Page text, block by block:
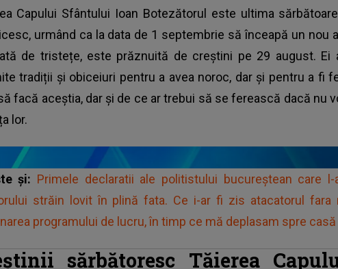
Capului Sfântului Ioan Botezătorul este ultima
urmând ca la data de 1 septembrie să înceapă un nou
de tristețe, este prăznuită de creștini pe 29 august. Ei
tradiții și obiceiuri pentru a avea noroc, dar și pentru a fi
facă aceștia, dar și de ce ar trebui să se ferească dacă nu
lor.
și: Primele declaratii ale politistului bucureştean care
străin lovit în plină fata. Ce i-ar fi zis atacatorul fara
programului de lucru, în timp ce mă deplasam spre casă
sărbătoresc Tăierea